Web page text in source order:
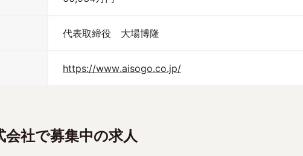
代表取締役　大場博隆
https://www.aisogo.co.jp/
会社で募集中の求人